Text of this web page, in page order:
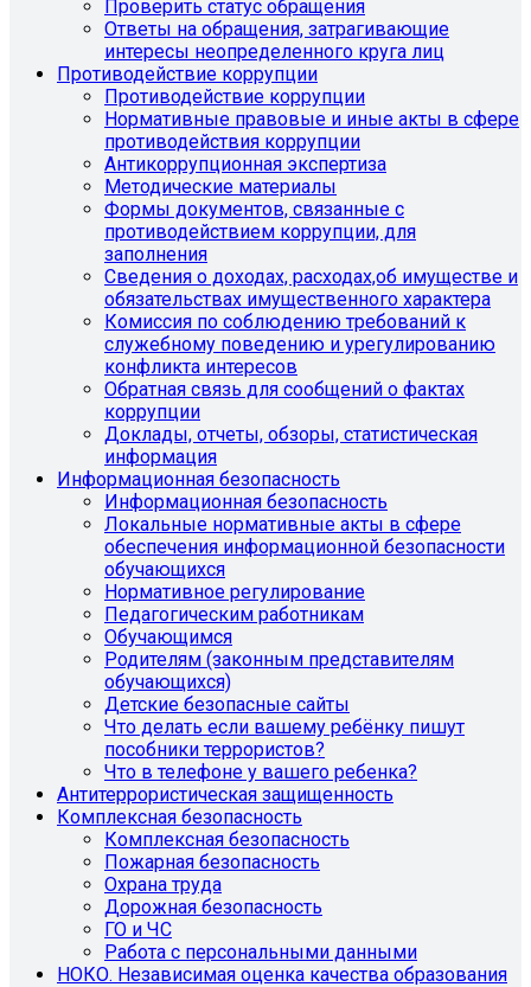
Проверить статус обращения
Ответы на обращения, затрагивающие
интересы неопределенного круга лиц
Противодействие коррупции
Противодействие коррупции
Нормативные правовые и иные акты в сфере
противодействия коррупции
Антикоррупционная экспертиза
Методические материалы
Формы документов, связанные с
противодействием коррупции, для
заполнения
Сведения о доходах, расходах,об имуществе и
обязательствах имущественного характера
Комиссия по соблюдению требований к
служебному поведению и урегулированию
конфликта интересов
Обратная связь для сообщений о фактах
коррупции
Доклады, отчеты, обзоры, статистическая
информация
Информационная безопасность
Информационная безопасность
Локальные нормативные акты в сфере
обеспечения информационной безопасности
обучающихся
Нормативное регулирование
Педагогическим работникам
Обучающимся
Родителям (законным представителям
обучающихся)
Детские безопасные сайты
Что делать если вашему ребёнку пишут
пособники террористов?
Что в телефоне у вашего ребенка?
Антитеррористическая защищенность
Комплексная безопасность
Комплексная безопасность
Пожарная безопасность
Охрана труда
Дорожная безопасность
ГО и ЧС
Работа с персональными данными
НОКО. Независимая оценка качества образования